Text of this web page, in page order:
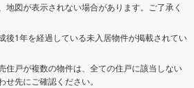
地図が表示されない場合があります。ご了承く
後1年を経過している未入居物件が掲載されてい
住戸が複数の物件は、全ての住戸に該当しない
先にご確認ください。